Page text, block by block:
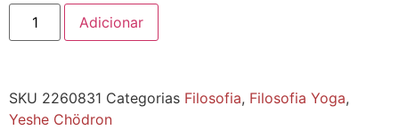
Adicionar
SKU 2260831 Categorias Filosofia, Filosofia Yoga,
Yeshe Chödron